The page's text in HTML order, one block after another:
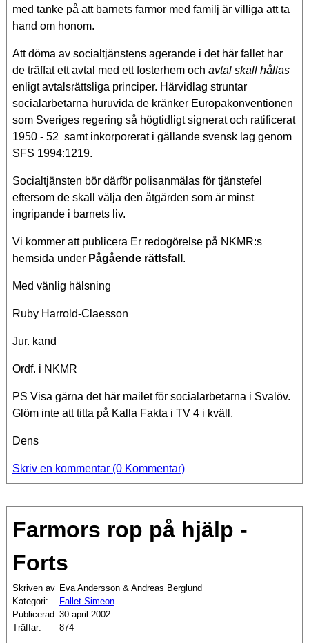
med tanke på att barnets farmor med familj är villiga att ta
hand om honom.
Att döma av socialtjänstens agerande i det här fallet har
de träffat ett avtal med ett fosterhem och avtal skall hållas
enligt avtalsrättsliga principer. Härvidlag struntar
socialarbetarna huruvida de kränker Europakonventionen
som Sveriges regering så högtidligt signerat och ratificerat
1950 - 52 samt inkorporerat i gällande svensk lag genom
SFS 1994:1219.
Socialtjänsten bör därför polisanmälas för tjänstefel
eftersom de skall välja den åtgärden som är minst
ingripande i barnets liv.
Vi kommer att publicera Er redogörelse på NKMR:s
hemsida under Pågående rättsfall .
Med vänlig hälsning
Ruby Harrold-Claesson
Jur. kand
Ordf. i NKMR
PS Visa gärna det här mailet för socialarbetarna i Svalöv.
Glöm inte att titta på Kalla Fakta i TV 4 i kväll.
Dens
Skriv en kommentar (0 Kommentar)
Farmors rop på hjälp -
Forts
Skriven av Eva Andersson & Andreas Berglund
Kategori:
Fallet Simeon
Publicerad 30 april 2002
Träffar:
874